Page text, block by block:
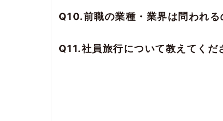
Q10.前職の業種・業界は問われる
Q11.社員旅行について教えてくだ